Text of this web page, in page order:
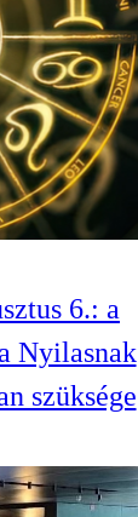
6.: a
Nyilasnak
szüksége